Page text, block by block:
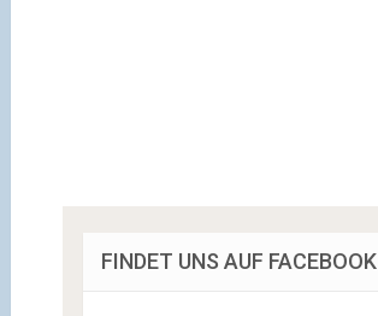
FINDET UNS AUF FACEBOOK